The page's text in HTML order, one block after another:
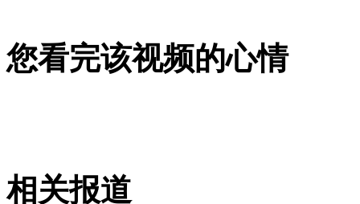
女孩北京地铁殴打老人 痛下狠手拳打脚踢
外交部：反对强权政治霸凌主义
您看完该视频的心情
相关报道